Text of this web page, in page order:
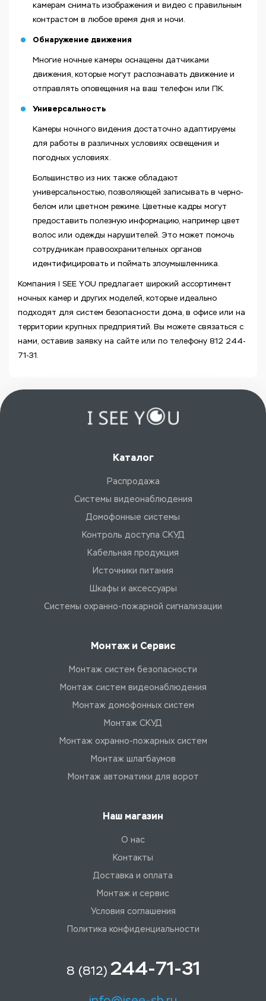
камерам снимать изображения и видео с правильным
контрастом в любое время дня и ночи.
Обнаружение движения
Многие ночные камеры оснащены датчиками
движения, которые могут распознавать движение и
отправлять оповещения на ваш телефон или ПК.
Универсальность
Камеры ночного видения достаточно адаптируемы
для работы в различных условиях освещения и
погодных условиях.
Большинство из них также обладают
универсальностью, позволяющей записывать в черно-
белом или цветном режиме. Цветные кадры могут
предоставить полезную информацию, например цвет
волос или одежды нарушителей. Это может помочь
сотрудникам правоохранительных органов
идентифицировать и поймать злоумышленника.
Компания I SEE YOU предлагает широкий ассортимент
ночных камер и других моделей, которые идеально
подходят для систем безопасности дома, в офисе или на
территории крупных предприятий. Вы можете связаться с
нами, оставив заявку на сайте или по телефону 812 244-
71-31.
Каталог
Распродажа
Системы видеонаблюдения
Домофонные системы
Контроль доступа СКУД
Кабельная продукция
Источники питания
Шкафы и аксессуары
Системы охранно-пожарной сигнализации
Монтаж и Сервис
Монтаж систем безопасности
Монтаж систем видеонаблюдения
Монтаж домофонных систем
Монтаж СКУД
Монтаж охранно-пожарных систем
Монтаж шлагбаумов
Монтаж автоматики для ворот
Наш магазин
О нас
Контакты
Доставка и оплата
Монтаж и сервис
Условия соглашения
Политика конфиденциальности
8 (812) 244-71-31